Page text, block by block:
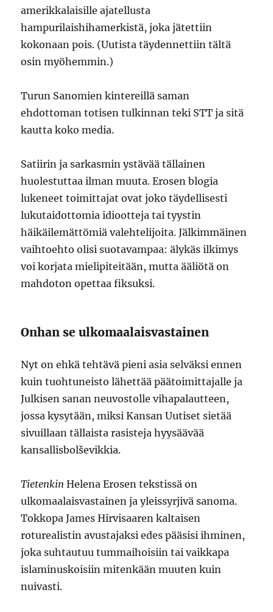
amerikkalaisille ajatellusta
hampurilaishihamerkistä, joka jätettiin
kokonaan pois. (Uutista täydennettiin tältä
osin myöhemmin.)
Turun Sanomien kintereillä saman
ehdottoman totisen tulkinnan teki STT ja sitä
kautta koko media.
Satiirin ja sarkasmin ystävää tällainen
huolestuttaa ilman muuta. Erosen blogia
lukeneet toimittajat ovat joko täydellisesti
lukutaidottomia idiootteja tai tyystin
häikäilemättömiä valehtelijoita. Jälkimmäinen
vaihtoehto olisi suotavampaa: älykäs ilkimys
voi korjata mielipiteitään, mutta ääliötä on
mahdoton opettaa fiksuksi.
Onhan se ulkomaalaisvastainen
Nyt on ehkä tehtävä pieni asia selväksi ennen
kuin tuohtuneisto lähettää päätoimittajalle ja
Julkisen sanan neuvostolle vihapalautteen,
jossa kysytään, miksi Kansan Uutiset sietää
sivuillaan tällaista rasisteja hyysäävää
kansallisbolševikkia.
Tietenkin Helena Erosen tekstissä on
ulkomaalaisvastainen ja yleissyrjivä sanoma.
Tokkopa James Hirvisaaren kaltaisen
roturealistin avustajaksi edes pääsisi ihminen,
joka suhtautuu tummaihoisiin tai vaikkapa
islaminuskoisiin mitenkään muuten kuin
nuivasti.